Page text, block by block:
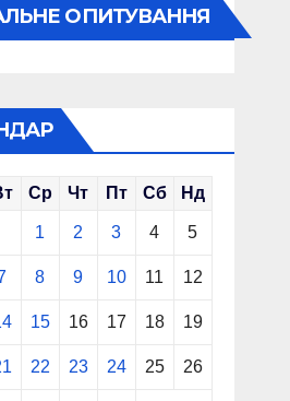
ОПИТУВАННЯ
Ср Чт Пт Сб Нд
1 2 3 4 5
8 9 10 11 12
15 16 17 18 19
22 23 24 25 26